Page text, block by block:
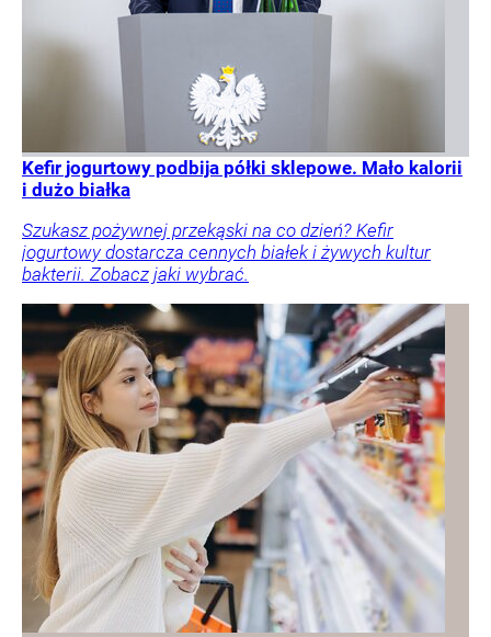
Kefir jogurtowy podbija półki sklepowe. Mało kalorii
i dużo białka
Szukasz pożywnej przekąski na co dzień? Kefir
jogurtowy dostarcza cennych białek i żywych kultur
bakterii. Zobacz jaki wybrać.